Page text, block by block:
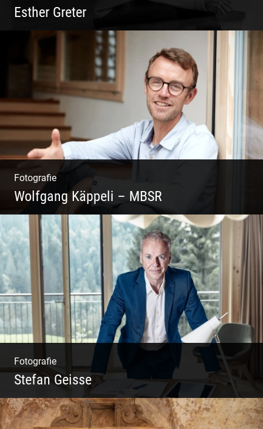
Esther Greter
Coaching, Frauenkreise, Trantric Yoga:
Esther Greter
Fotografie
Wolfgang Käppeli – MBSR
Shooting: Achtsamkeitstrainer
Fotografie
Stefan Geisse
Shooting: Trainer und Coach